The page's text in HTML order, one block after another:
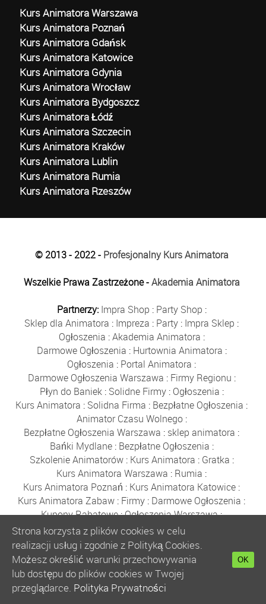
Kurs Animatora Warszawa
Kurs Animatora Poznań
Kurs Animatora Gdańsk
Kurs Animatora Katowice
Kurs Animatora Gdynia
Kurs Animatora Wrocław
Kurs Animatora Bydgoszcz
Kurs Animatora Łódź
Kurs Animatora Szczecin
Kurs Animatora Kraków
Kurs Animatora Lublin
Kurs Animatora Rumia
Kurs Animatora Rzeszów
© 2013 - 2022 - Profesjonalny Kurs Animatora
Wszelkie Prawa Zastrzeżone -Akademia Animatora
Partnerzy: Impra Shop : Party Shop :
Sklep dla Animatora : Impreza : Party : Impra Sklep :
Ogłoszenia :Akademia Animatora :
Darmowe Ogłoszenia : Hurtownia Animatora :
Ogłoszenia : Portal Animatora :
Darmowe Ogłoszenia Warszawa : Firmy Regionu :
Płyn do Baniek: Solidne Firmy: Ogłoszenia :
Kurs Animatora : Solidna Firma : Bezpłatne Ogłoszenia :
Animator Czasu Wolnego:
Bezpłatne Ogłoszenia Warszawa : sklep animatora :
Bańki Mydlane: Bezpłatne Ogłoszenia :
Szkolenie Animatorów: Kurs Animatora : Gratka :
Kurs Animatora Warszawa : Rumia :
Kurs Animatora Poznań : Kurs Animatora Katowice :
Kurs Animatora Zabaw : Firmy : Darmowe Ogłoszenia :
Kupony Rabatowe:Ogłoszenia Warszawa:
Płyn do Baniek Mydlanych:
Darmowe Ogłoszenia Trójmiasto:
Ogłoszenia Trójmiasto:Ogłoszenia:Solidne Firmy:
Bezpłatne Ogłoszenia:Płyn do Baniek
Hurtownia Balonów
:Party Shop : Bańki Mydlane
Balony Gdańsk
Sznurki do Baniek
Strona korzysta z plików cookies w celu
realizacji usług i zgodnie z Polityką Cookies.
Możesz określić warunki przechowywania
lub dostępu do plików cookies w Twojej
przeglądarce. Polityka Prywatności
OK